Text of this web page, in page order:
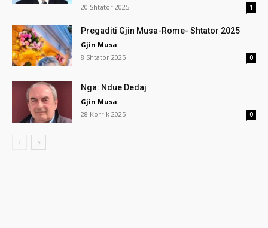
20 Shtator 2025
1
Pregaditi Gjin Musa-Rome- Shtator 2025
Gjin Musa
8 Shtator 2025
0
Nga: Ndue Dedaj
Gjin Musa
28 Korrik 2025
0